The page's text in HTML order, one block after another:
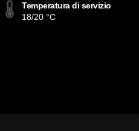
Temperatura di servizio
18/20 °C